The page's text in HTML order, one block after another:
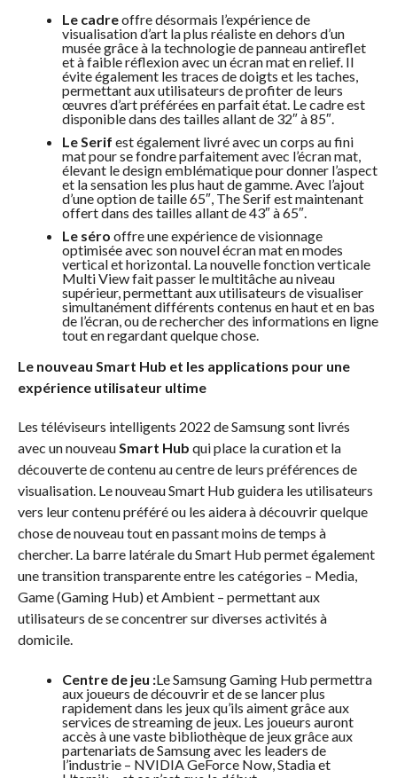
Le cadreoffre désormais l’expérience de
visualisation d’art la plus réaliste en dehors d’un
musée grâce à la technologie de panneau antireflet
et à faible réflexion avec un écran mat en relief. Il
évite également les traces de doigts et les taches,
permettant aux utilisateurs de profiter de leurs
œuvres d’art préférées en parfait état. Le cadre est
disponible dans des tailles allant de 32″ à 85″.
Le Serif est également livré avec un corps au fini
mat pour se fondre parfaitement avec l’écran mat,
élevant le design emblématique pour donner l’aspect
et la sensation les plus haut de gamme. Avec l’ajout
d’une option de taille 65″, The Serif est maintenant
offert dans des tailles allant de 43″ à 65″.
Le séro offre une expérience de visionnage
optimisée avec son nouvel écran mat en modes
vertical et horizontal. La nouvelle fonction verticale
Multi View fait passer le multitâche au niveau
supérieur, permettant aux utilisateurs de visualiser
simultanément différents contenus en haut et en bas
de l’écran, ou de rechercher des informations en ligne
tout en regardant quelque chose.
Le nouveau Smart Hub et les applications pour une
expérience utilisateur ultime
Les téléviseurs intelligents 2022 de Samsung sont livrés
avec un nouveauSmart Hub qui place la curation et la
découverte de contenu au centre de leurs préférences de
visualisation. Le nouveau Smart Hub guidera les utilisateurs
vers leur contenu préféré ou les aidera à découvrir quelque
chose de nouveau tout en passant moins de temps à
chercher. La barre latérale du Smart Hub permet également
une transition transparente entre les catégories – Media,
Game (Gaming Hub) et Ambient – permettant aux
utilisateurs de se concentrer sur diverses activités à
domicile.
Centre de jeu :Le Samsung Gaming Hub permettra
aux joueurs de découvrir et de se lancer plus
rapidement dans les jeux qu’ils aiment grâce aux
services de streaming de jeux. Les joueurs auront
accès à une vaste bibliothèque de jeux grâce aux
partenariats de Samsung avec les leaders de
l’industrie – NVIDIA GeForce Now, Stadia et